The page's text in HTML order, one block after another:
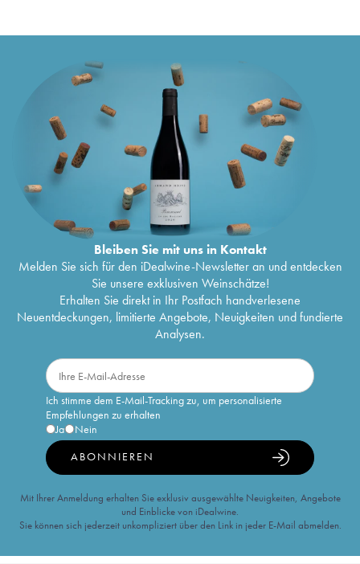
Bleiben Sie mit uns in Kontakt
Melden Sie sich für den iDealwine-Newsletter an und entdecken
Sie unsere exklusiven Weinschätze!
Erhalten Sie direkt in Ihr Postfach handverlesene
Neuentdeckungen, limitierte Angebote, Neuigkeiten und fundierte
Analysen.
Ich stimme dem E-Mail-Tracking zu, um personalisierte
Empfehlungen zu erhalten
Ja
Nein
ABONNIEREN
Mit Ihrer Anmeldung erhalten Sie exklusiv ausgewählte Neuigkeiten, Angebote
und Einblicke von iDealwine.
Sie können sich jederzeit unkompliziert über den Link in jeder E-Mail abmelden.